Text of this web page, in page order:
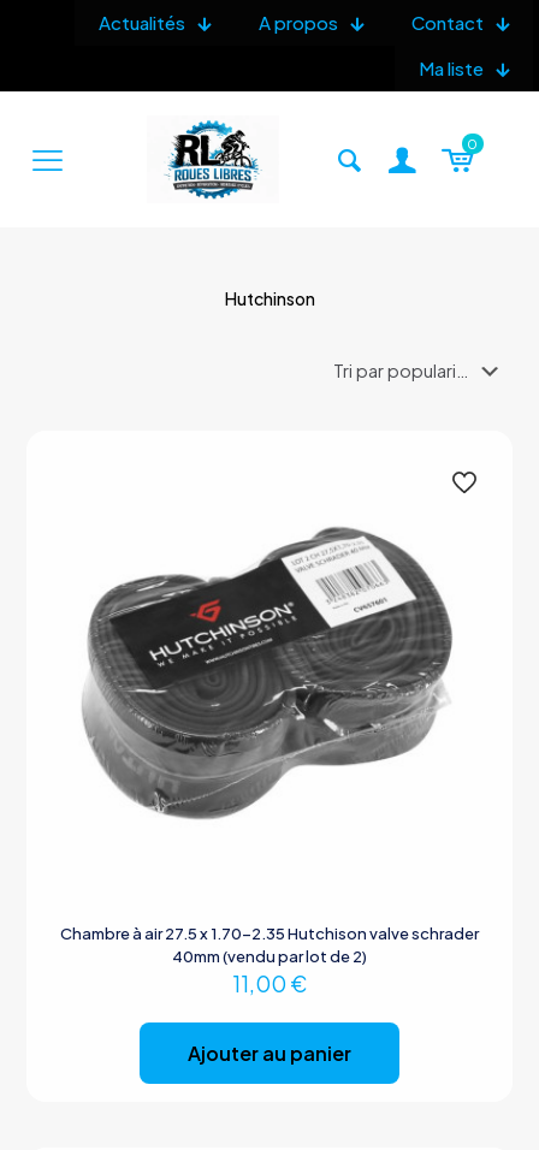
Actualités A propos
Contact
Ma liste
0
Hutchinson
Chambre à air 27.5 x 1.70-2.35 Hutchison valve schrader
40mm (vendu par lot de 2)
11,00 €
Ajouter au panier